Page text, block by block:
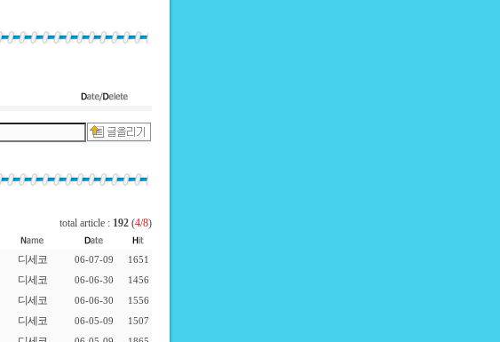
total article : 192 (4/8)
디세코 06-07-09 1651
디세코 06-06-30 1456
디세코 06-06-30 1556
디세코 06-05-09 1507